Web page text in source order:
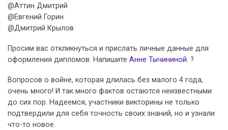
@Аттин Дмитрий
@Евгений Горин
@Дмитрий Крылов
Просим вас откликнуться и прислать личные данные для
оформления дипломов. Напишите Анне Тычининой. ?
Вопросов о войне, которая длилась без малого 4 года,
очень много! И так много фактов остаются неизвестными
до сих пор. Надеемся, участники викторины не только
подтвердили для себя точность своих знаний, но и узнали
что-то новое.